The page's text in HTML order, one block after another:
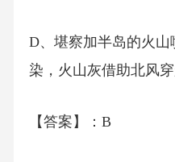
D、堪察加半岛的火
染，火山灰借助北风
【答案】：B